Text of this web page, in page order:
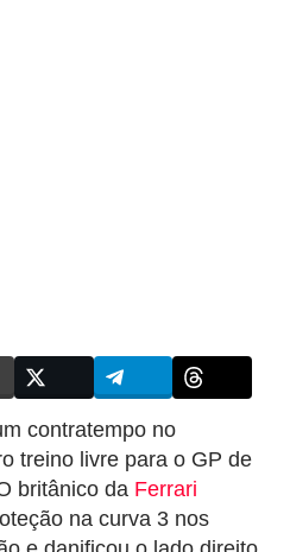
contratempo no
treino livre para o GP de
britânico da Ferrari
na curva 3 nos